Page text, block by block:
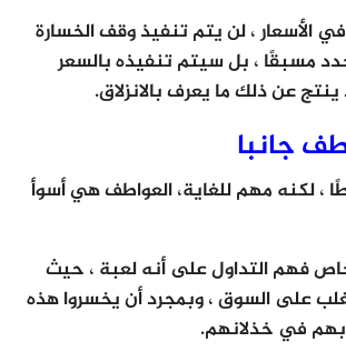
الأسعار ، لن يتم تنفيذ وقف الخسارة
مسبقًا ، بل سيتم تنفيذه بالسعر
ينتج عن ذلك ما يعرف بالانزلاق.
جانبا
، لكنه مهم للغاية، العواطف هي أسوأ
فهم التداول على أنه لعبة ، حيث
على السوق ، وبمجرد أن يخسروا هذه
في خذلانهم.